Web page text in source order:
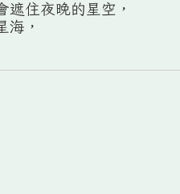
遮住夜晚的星空，
海，